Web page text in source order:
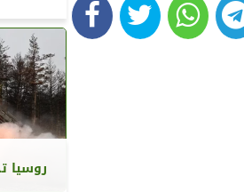
روسيا